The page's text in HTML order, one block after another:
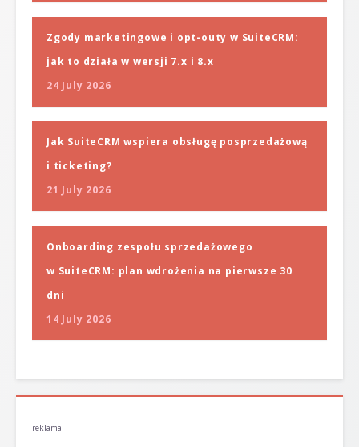
Zgody marketingowe i opt-outy w SuiteCRM:
jak to działa w wersji 7.x i 8.x
24 July 2026
Jak SuiteCRM wspiera obsługę posprzedażową
i ticketing?
21 July 2026
Onboarding zespołu sprzedażowego
w SuiteCRM: plan wdrożenia na pierwsze 30
dni
14 July 2026
reklama